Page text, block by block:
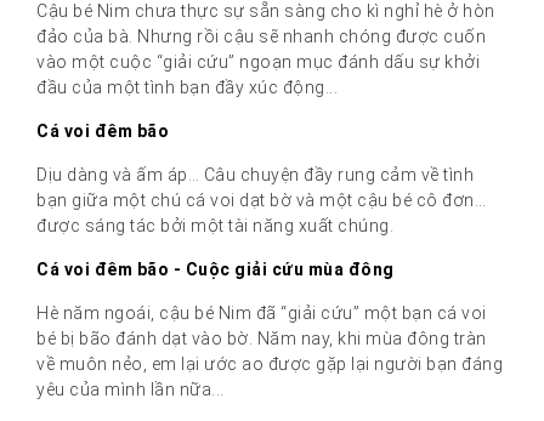
Cậu bé Nim chưa thực sự sẵn sàng cho kì nghỉ hè ở hòn
đảo của bà. Nhưng rồi cậu sẽ nhanh chóng được cuốn
vào một cuộc “giải cứu” ngoạn mục đánh dấu sự khởi
đầu của một tình bạn đầy xúc động...
Cá voi đêm bão
Dịu dàng và ấm áp… Câu chuyện đầy rung cảm về tình
bạn giữa một chú cá voi dạt bờ và một cậu bé cô đơn…
được sáng tác bởi một tài năng xuất chúng.
Cá voi đêm bão - Cuộc giải cứu mùa đông
Hè năm ngoái, cậu bé Nim đã “giải cứu” một bạn cá voi
bé bị bão đánh dạt vào bờ. Năm nay, khi mùa đông tràn
về muôn nẻo, em lại ước ao được gặp lại người bạn đáng
yêu của mình lần nữa...